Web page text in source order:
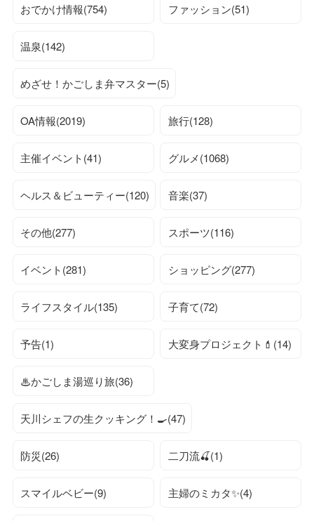
おでかけ情報(754) ファッション(51)
温泉(142)
めざせ！かごしま弁マスター(5)
OA情報(2019) 旅行(128)
主催イベント(41) グルメ(1068)
ヘルス＆ビューティー(120) 音楽(37)
その他(277) スポーツ(116)
イベント(281) ショッピング(277)
ライフスタイル(135) 子育て(72)
予告(1) 大変身プロジェクト💄(14)
♨かごしま湯巡り旅(36)
天川シェフの生クッキング！🍳(47)
防災(26) 二刀流🍒(1)
スマイルベビー(9) 主婦のミカタ✨(4)